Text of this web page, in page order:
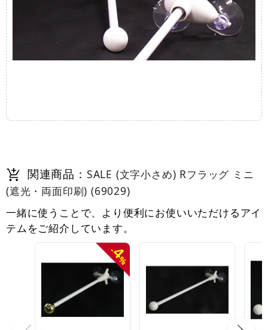
関連商品： SALE (文字小さめ) Rフラッグ ミニ
(遮光・両面印刷) (69029)
一緒に使うことで、より便利にお使いいただけるアイ
テムをご紹介しています。
-
4
%